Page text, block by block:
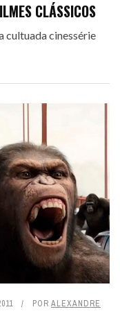
CLÁSSICOS
cultuada cinessérie
POR ALEXANDRE